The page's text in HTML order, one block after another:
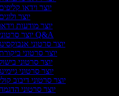
יוצר וידאו
יוצר
יוצר מודעות
יוצר סרטוני Q&A
יוצר סרטוני
יוצר סרטוני
יוצר סרטוני
יוצר סרטוני
יוצר סרטוני דיבוב
יוצר סרטוני